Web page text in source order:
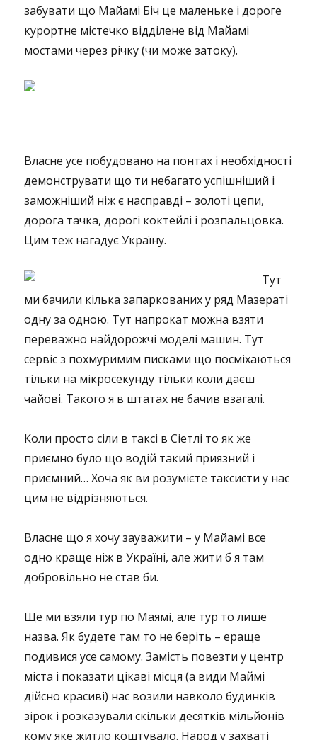
забувати що Майамі Біч це маленьке і дороге
курортне містечко відділене від Майамі
мостами через річку (чи може затоку).
Власне усе побудовано на понтах і необхідності
демонструвати що ти небагато успішніший і
заможніший ніж є насправді – золоті цепи,
дорога тачка, дорогі коктейлі і розпальцовка.
Цим теж нагадує Україну.
Тут
ми бачили кілька запаркованих у ряд Мазераті
одну за одною. Тут напрокат можна взяти
переважно найдорожчі моделі машин. Тут
сервіс з похмуримим писками що посміхаються
тільки на мікросекунду тільки коли даєш
чайові. Такого я в штатах не бачив взагалі.
Коли просто сіли в таксі в Сіетлі то як же
приємно було що водій такий приязний і
приємний… Хоча як ви розумієте таксисти у нас
цим не відрізняються.
Власне що я хочу зауважити – у Майамі все
одно краще ніж в Україні, але жити б я там
добровільно не став би.
Ще ми взяли тур по Маямі, але тур то лише
назва. Як будете там то не беріть – ераще
подивися усе самому. Замість повезти у центр
міста і показати цікаві місця (а види Маймі
дійсно красиві) нас возили навколо будинків
зірок і розказували скільки десятків мільйонів
кому яке житло коштувало. Народ у захваті